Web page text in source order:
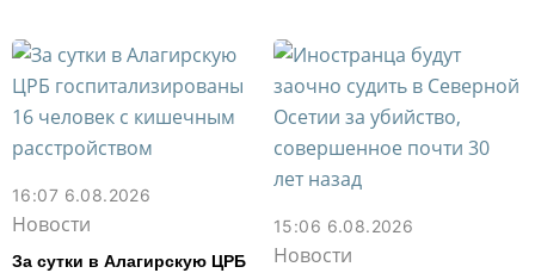
16:07 6.08.2026
Новости
За сутки в Алагирскую ЦРБ
15:06 6.08.2026
Новости